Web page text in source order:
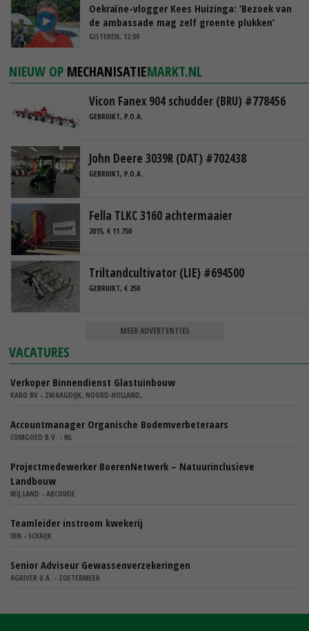
Oekraïne-vlogger Kees Huizinga: ‘Bezoek van
de ambassade mag zelf groente plukken’
GISTEREN, 12:00
NIEUW OP MECHANISATIEMARKT.NL
Vicon Fanex 904 schudder (BRU) #778456
GEBRUIKT, P.O.A.
John Deere 3039R (DAT) #702438
GEBRUIKT, P.O.A.
Fella TLKC 3160 achtermaaier
2015, € 11.750
Triltandcultivator (LIE) #694500
GEBRUIKT, € 250
MEER ADVERTENTIES
VACATURES
Verkoper Binnendienst Glastuinbouw
KARO BV - ZWAAGDIJK, NOORD-HOLLAND,
Accountmanager Organische Bodemverbeteraars
COMGOED B.V. - NL
Projectmedewerker BoerenNetwerk – Natuurinclusieve
Landbouw
WIJ.LAND - ABCOUDE
Teamleider instroom kwekerij
IBN - SCHAIJK
Senior Adviseur Gewassenverzekeringen
AGRIVER U.A. - ZOETERMEER